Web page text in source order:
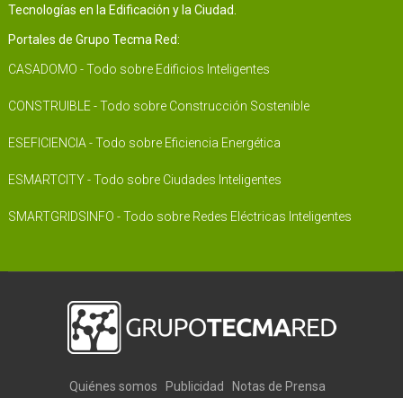
Tecnologías en la Edificación y la Ciudad.
Portales de Grupo Tecma Red:
CASADOMO - Todo sobre Edificios Inteligentes
CONSTRUIBLE - Todo sobre Construcción Sostenible
ESEFICIENCIA - Todo sobre Eficiencia Energética
ESMARTCITY - Todo sobre Ciudades Inteligentes
SMARTGRIDSINFO - Todo sobre Redes Eléctricas Inteligentes
Quiénes somos Publicidad Notas de Prensa